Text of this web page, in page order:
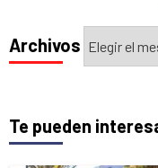
Archivos
Archivos
Te pueden